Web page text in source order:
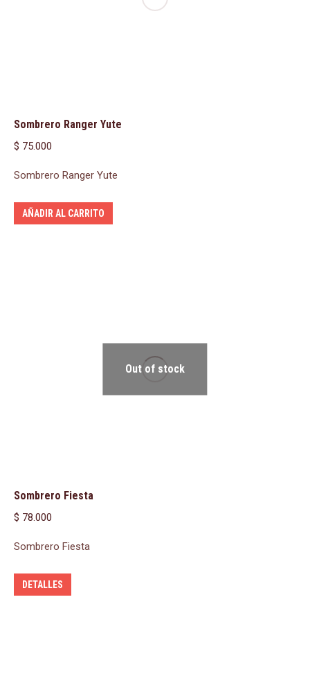
Sombrero Ranger Yute
$ 75.000
Sombrero Ranger Yute
AÑADIR AL CARRITO
Out of stock
Sombrero Fiesta
$ 78.000
Sombrero Fiesta
DETALLES